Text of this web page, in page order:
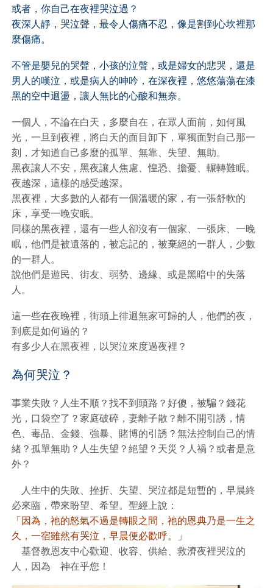
或者，你自己在夜裡哭泣過？
夜深人靜，哭泣聲，最令人傷痛不忍，像是割到心坎裡那
麼傷痛。
不管是嬰兒的哭聲，小孩的泣聲，或是婦女的悲哭，還是
男人的嘆泣，或是病人的呻吟，在深夜裡，悠悠蕩蕩在漆
黑的空中迴盪，讓人無比的心酸和無奈。
一個人，不論在白天，多麼自在，在眾人面前，如何風
光，一旦到夜裡，將白天的面目卸下，單獨面對自己那一
刻，才知道自己多麼的孤單、無靠、失望、無助。
黑夜讓人不安，黑夜讓人焦慮、惶恐、擔憂、輾轉難眠。
夜越深，這樣的感受越深。
黑夜裡，大多數的人都有一個溫暖的家，有一張舒軟的
床，享受一晚安眠。
同樣的黑夜裡，還有一些人卻沒有一個家、一張床、一晚
眠，他們是被遺落的，被忘記的，被棄絕的一群人，少數
的一群人。
說他們是遊民、街友、弱勢、邊緣、或是黑暗中的失落
人。
這一些在夜晚裡，街頭上徘迴無家可歸的人，他們的夜，
到底是如何過的？
有多少人在黑夜裡，以哭泣來度過夜裡？
為何哭泣？
事業失敗？人生不順？找不到頭路？好傻，被騙？錢花
光，口袋空了？家庭破碎，妻離子散？離不開引誘，情
色、毒品、金錢、強暴、賭博的引誘？無法控制自己的情
緒？孤單無助？人生失望？絕望？天災？人禍？或者是意
外？
人生中的失敗、挫折、失望、哭泣都是短暫的，早晨終
必來臨，帶來盼望、希望。聖經上說：
「因為，祂的怒氣不過是轉眼之間，祂的恩典乃是一生之
久，一宿雖然有哭泣，早晨便必歡呼。」
基督教恩友中心歡迎、收容、供給、救濟夜裡哭泣的
人，因為 神在乎您！